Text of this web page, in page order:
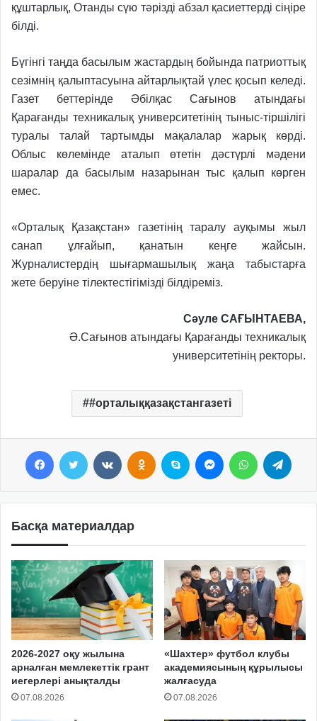
құштарлық, Отанды сүю тәрізді абзал қасиеттерді сіңіре
білді.
Бүгінгі таңда басылым жастардың бойында патриоттық
сезімнің қалыптасуына айтарлықтай үлес қосып келеді.
Газет беттерінде Әбілқас Сағынов атындағы
Қарағанды техникалық университетінің тыныс-тіршілігі
туралы талай тартымды мақалалар жарық көрді.
Облыс көлемінде аталып өтетін дәстүрлі мәдени
шаралар да басылым назарынан тыс қалып көрген
емес.
«Орталық Қазақстан» газетінің таралу ауқымы жыл
санап ұлғайып, қанатын кеңге жайсын.
Журналистердің шығармашылық жаңа табыстарға
жете беруіне тілектестігімізді білдіреміз.
Сәуле САҒЫНТАЕВА,
Ә.Сағынов атындағы Қарағанды техникалық
университетінің ректоры.
#орталыққазақстангазеті
Басқа материалдар
2026-2027 оқу жылына
арналған мемлекеттік грант
иегерлері анықталды
07.08.2026
«Шахтер» футбол клубы
академиясының құрылысы
жалғасуда
07.08.2026